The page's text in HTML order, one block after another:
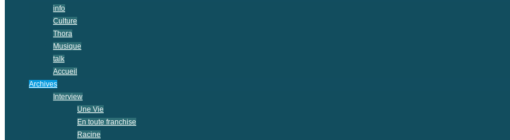
info
Culture
Thora
Musique
talk
Accueil
Archives
Interview
Une Vie
En toute franchise
Racine